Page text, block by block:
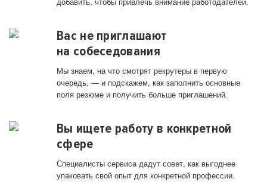
Вас не приглашают
на собеседования
Мы знаем, на что смотрят рекрутеры в первую
очередь, — и подскажем, как заполнить основные
поля резюме и получить больше приглашений.
Вы ищете работу в конкретной
сфере
Специалисты сервиса дадут совет, как выгоднее
упаковать свой опыт для конкретной профессии.